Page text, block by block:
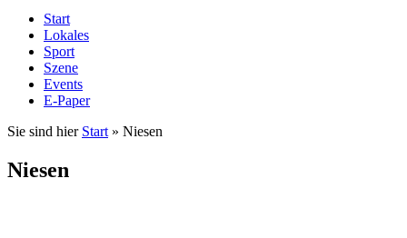
Start
Lokales
Sport
Szene
Events
E-Paper
Sie sind hier Start » Niesen
Niesen